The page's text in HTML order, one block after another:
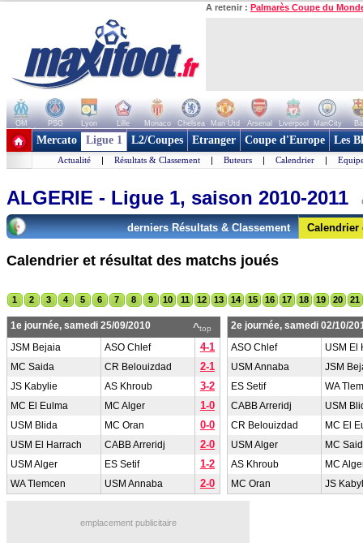
A retenir : Palmarès Coupe du
OM PSG Lyon Lille Monaco Chelsea Man Utd Arsenal Liverpool ManCity
+ de clubs
Mercato Ligue 1 L2/Coupes Etranger Coupe d'Europe Les
Actualité | Résultats & Classement | Buteurs | Calendrier |
ALGERIE - Ligue 1, saison 2010-2011
derniers Résultats & Classement Calendrier
Calendrier et résultat des matchs joués
1 2 3 4 5 6 7 8 9 10 11 12 13 14 15 16 17 18 19 20 21
^top
1e journée, samedi 25/09/2010
JSM Bejaia
ASO Chlef 4-1
MC Saida CR Belouizdad 2-1
JS Kabylie AS Khroub 3-2
MC El Eulma MC Alger 1-0
USM Blida MC Oran 0-0
USM El Harrach CABB Arreridj 2-0
USM Alger ES Setif 1-2
WA Tlemcen USM Annaba 2-0
2e journée, samedi 02/10/
ASO Chlef
USM El
USM Annaba
JSM
ES Setif
WA
CABB Arreridj
USM
CR Belouizdad
MC El
USM Alger
MC
AS Khroub
MC
MC Oran
JS
emplacement publicitaire